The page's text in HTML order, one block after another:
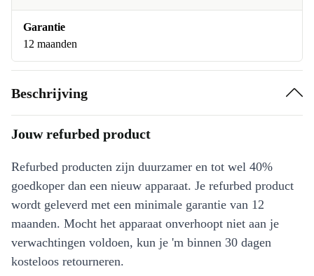
Garantie
12 maanden
Beschrijving
Jouw refurbed product
Refurbed producten zijn duurzamer en tot wel 40%
goedkoper dan een nieuw apparaat. Je refurbed product
wordt geleverd met een minimale garantie van 12
maanden. Mocht het apparaat onverhoopt niet aan je
verwachtingen voldoen, kun je 'm binnen 30 dagen
kosteloos retourneren.